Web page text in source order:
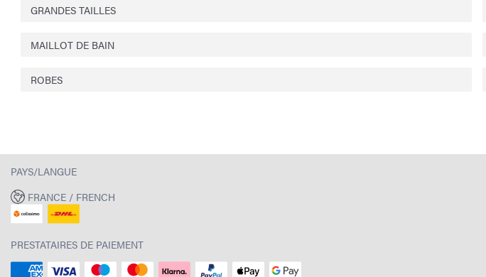
GRANDES TAILLES
MAILLOT DE BAIN
ROBES
PAYS/LANGUE
FRANCE / FRENCH
PRESTATAIRES DE PAIEMENT